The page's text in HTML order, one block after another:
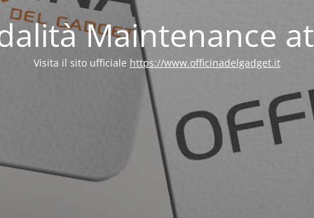
Maintenance
Visita il sito ufficiale https://www.officinadelgadget.it